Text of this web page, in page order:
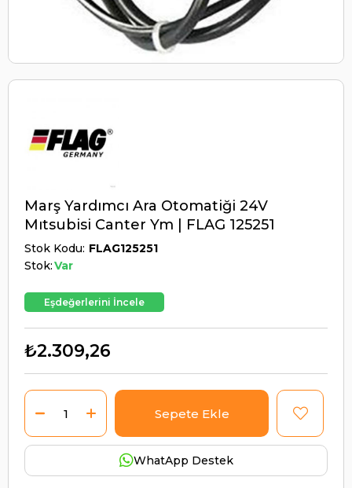
Marş Yardımcı Ara Otomatiği 24V
Mıtsubisi Canter Ym | FLAG 125251
Stok Kodu FLAG125251
Stok:Var
Eşdeğerlerini İncele
₺2.309,26
WhatApp Destek